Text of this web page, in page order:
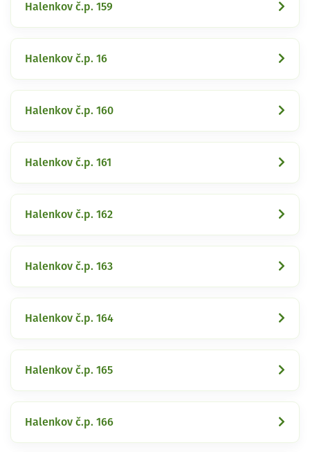
Halenkov č.p. 159
Halenkov č.p. 16
Halenkov č.p. 160
Halenkov č.p. 161
Halenkov č.p. 162
Halenkov č.p. 163
Halenkov č.p. 164
Halenkov č.p. 165
Halenkov č.p. 166